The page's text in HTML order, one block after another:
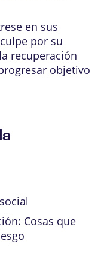
en sus
por su
recuperación
objetivo
Cosas que